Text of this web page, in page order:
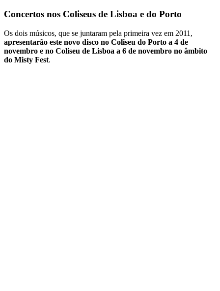
Concertos nos Coliseus de Lisboa e do Porto
Os dois músicos, que se juntaram pela primeira vez em 2011,
apresentarão este novo disco no Coliseu do Porto a 4 de
novembro e no Coliseu de Lisboa a 6 de novembro no âmbito
do Misty Fest.